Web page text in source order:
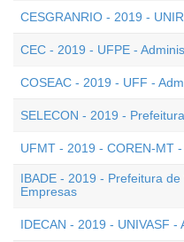
CESGRANRIO - 2019 -
CEC - 2019 - UFPE -
COSEAC - 2019 - UFF -
SELECON - 2019 -
UFMT - 2019 - COREN-MT
IBADE - 2019 - Prefeitura
Empresas
IDECAN - 2019 - UNIVASF -